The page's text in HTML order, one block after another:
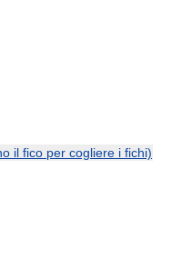
il fico per cogliere i fichi)